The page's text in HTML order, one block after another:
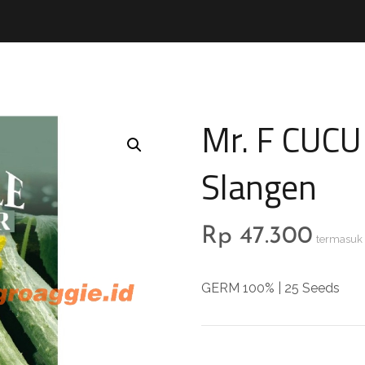
Mr. F
Slangen
Rp 47.300 termasuk
GERM 100% | 25 Seeds